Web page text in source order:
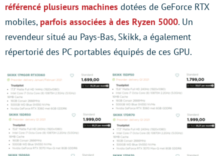
référencé plusieurs machines dotées de GeForce RTX
mobiles, parfois associées à des Ryzen 5000. Un
revendeur situé au Pays-Bas, Skikk, a également
répertorié des PC portables équipés de ces GPU.